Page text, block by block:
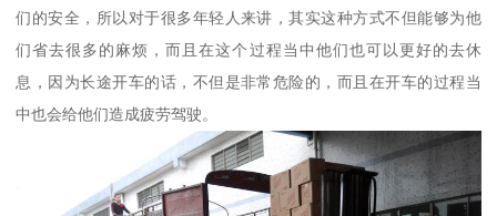
们的安全，所以对于很多年轻人来讲，其实这种方式不但能够为他
们省去很多的麻烦，而且在这个过程当中他们也可以更好的去休
息，因为长途开车的话，不但是非常危险的，而且在开车的过程当
中也会给他们造成疲劳驾驶。